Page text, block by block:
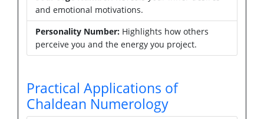
and emotional motivations.
Personality Number: Highlights how others
perceive you and the energy you project.
Practical Applications of
Chaldean Numerology